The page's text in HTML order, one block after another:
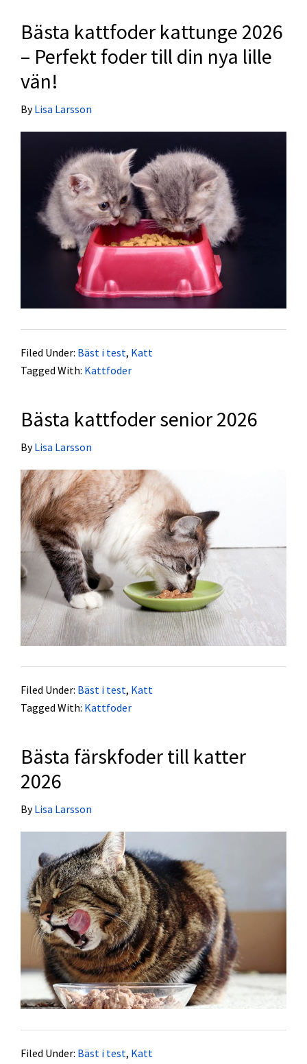
Bästa kattfoder kattunge 2026
– Perfekt foder till din nya lille
vän!
ByLisa Larsson
Filed Under: Bäst i test, Katt
Tagged With: Kattfoder
Bästa kattfoder senior 2026
ByLisa Larsson
Filed Under: Bäst i test, Katt
Tagged With: Kattfoder
Bästa färskfoder till katter
2026
ByLisa Larsson
Filed Under: Bäst i test, Katt